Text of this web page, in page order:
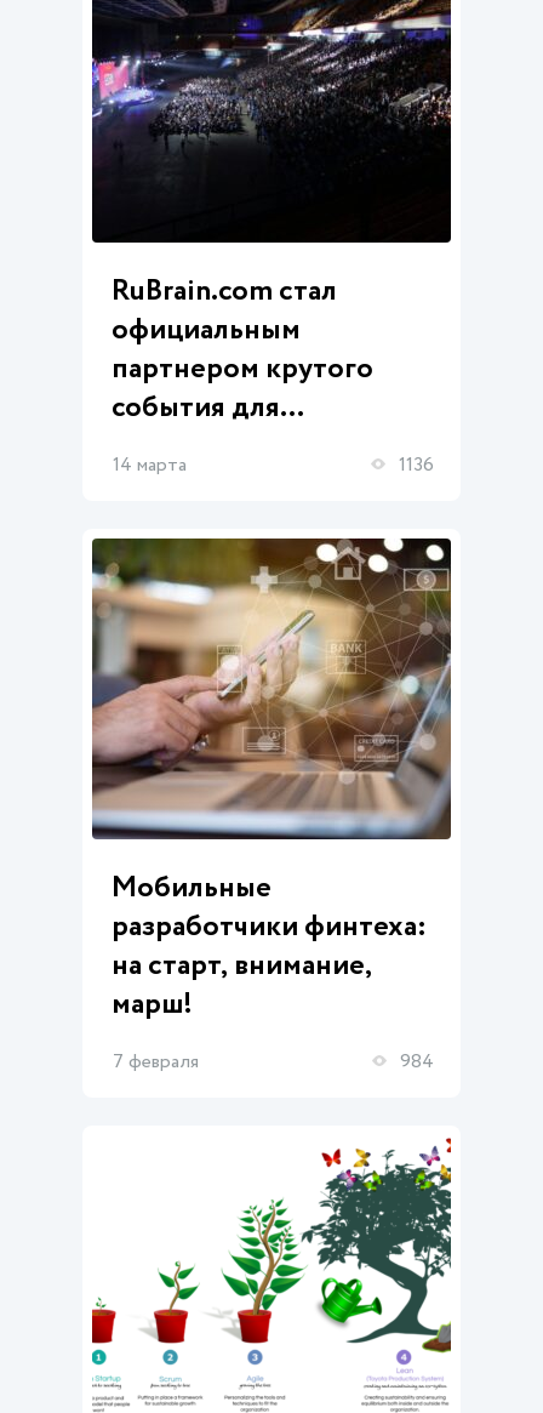
RuBrain.com стал
официальным
партнером крутого
события для
предпринимателей!
14 марта 1136
Мобильные
разработчики финтеха:
на старт, внимание,
марш!
7 февраля 984